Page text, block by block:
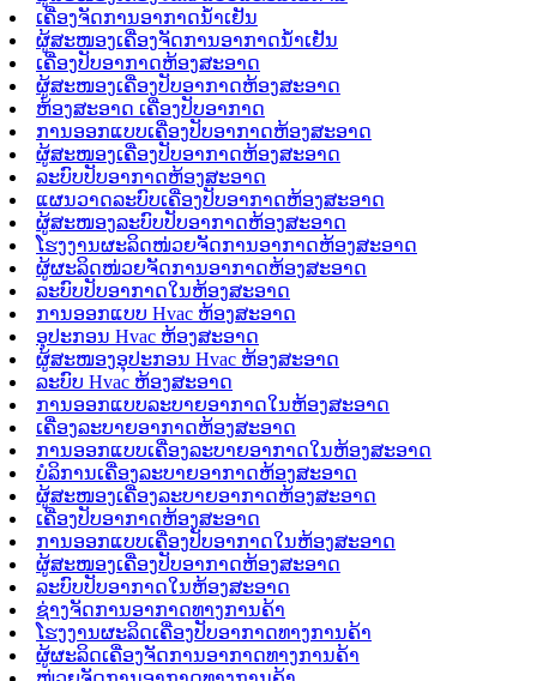
ເຄື່ອງຈັດການອາກາດນ້ຳເຢັນ
ຜູ້ສະໜອງເຄື່ອງຈັດການອາກາດນ້ຳເຢັນ
ເຄື່ອງປັບອາກາດຫ້ອງສະອາດ
ຜູ້ສະໜອງເຄື່ອງປັບອາກາດຫ້ອງສະອາດ
ຫ້ອງສະອາດ ເຄື່ອງປັບອາກາດ
ການອອກແບບເຄື່ອງປັບອາກາດຫ້ອງສະອາດ
ຜູ້ສະໜອງເຄື່ອງປັບອາກາດຫ້ອງສະອາດ
ລະບົບປັບອາກາດຫ້ອງສະອາດ
ແຜນວາດລະບົບເຄື່ອງປັບອາກາດຫ້ອງສະອາດ
ຜູ້ສະໜອງລະບົບປັບອາກາດຫ້ອງສະອາດ
ໂຮງງານຜະລິດໜ່ວຍຈັດການອາກາດຫ້ອງສະອາດ
ຜູ້ຜະລິດໜ່ວຍຈັດການອາກາດຫ້ອງສະອາດ
ລະບົບປັບອາກາດໃນຫ້ອງສະອາດ
ການອອກແບບ Hvac ຫ້ອງສະອາດ
ອຸປະກອນ Hvac ຫ້ອງສະອາດ
ຜູ້ສະໜອງອຸປະກອນ Hvac ຫ້ອງສະອາດ
ລະບົບ Hvac ຫ້ອງສະອາດ
ການອອກແບບລະບາຍອາກາດໃນຫ້ອງສະອາດ
ເຄື່ອງລະບາຍອາກາດຫ້ອງສະອາດ
ການອອກແບບເຄື່ອງລະບາຍອາກາດໃນຫ້ອງສະອາດ
ບໍລິການເຄື່ອງລະບາຍອາກາດຫ້ອງສະອາດ
ຜູ້ສະໜອງເຄື່ອງລະບາຍອາກາດຫ້ອງສະອາດ
ເຄື່ອງປັບອາກາດຫ້ອງສະອາດ
ການອອກແບບເຄື່ອງປັບອາກາດໃນຫ້ອງສະອາດ
ຜູ້ສະໜອງເຄື່ອງປັບອາກາດຫ້ອງສະອາດ
ລະບົບປັບອາກາດໃນຫ້ອງສະອາດ
ຊ່າງຈັດການອາກາດທາງການຄ້າ
ໂຮງງານຜະລິດເຄື່ອງປັບອາກາດທາງການຄ້າ
ຜູ້ຜະລິດເຄື່ອງຈັດການອາກາດທາງການຄ້າ